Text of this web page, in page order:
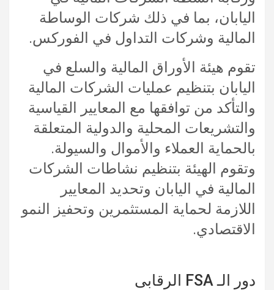
اليابان، بما في ذلك شركات الوساطة
المالية وشركات التداول في الفوركس.
تقوم هيئة الأوراق المالية والسلع في
اليابان بتنظيم عمليات الشركات المالية
والتأكد من توافقها مع المعايير القياسية
والتشريعات المحلية والدولية المتعلقة
بالحماية العملاء والأموال والسيولة.
وتقوم الهيئة بتنظيم نشاطات الشركات
المالية في اليابان وتحديد المعايير
اللازمة لحماية المستثمرين وتحفيز النمو
الاقتصادي.
دور الـ FSA الرقابى